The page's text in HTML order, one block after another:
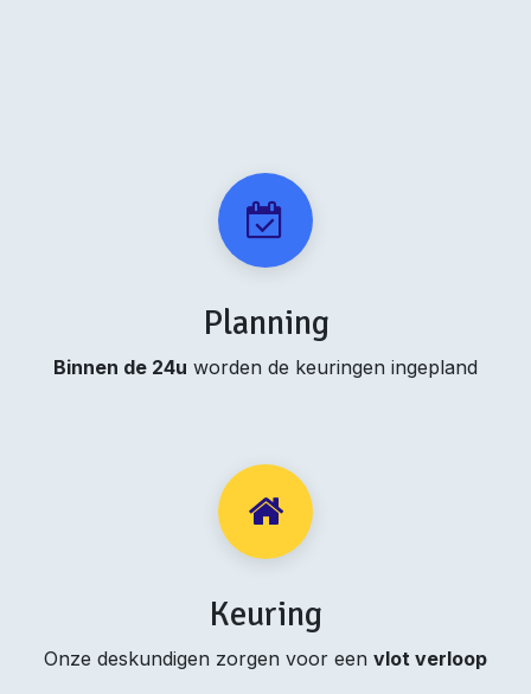
Planning
Binnen de 24u worden de keuringen ingepland
Keuring
Onze deskundigen zorgen voor een vlot verloop